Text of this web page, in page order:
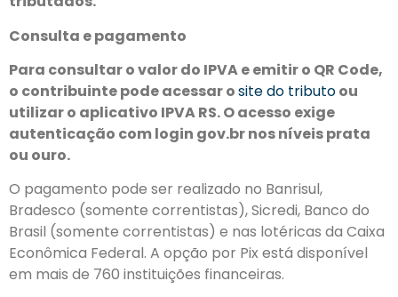
Consulta e pagamento
Para consultar o valor do IPVA e emitir o QR Code,
o contribuinte pode acessar osite do tributoou
utilizar o aplicativo IPVA RS. O acesso exige
autenticação com login gov.br nos níveis prata
ou ouro.
O pagamento pode ser realizado no Banrisul,
Bradesco (somente correntistas), Sicredi, Banco do
Brasil (somente correntistas) e nas lotéricas da Caixa
Econômica Federal. A opção por Pix está disponível
em mais de 760 instituições financeiras.